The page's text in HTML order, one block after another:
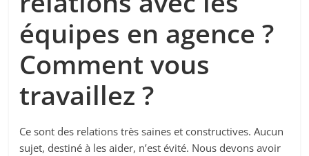
équipes en agence ?
Comment vous
travaillez ?
Ce sont des relations très saines et constructives. Aucun
sujet, destiné à les aider, n’est évité. Nous devons avoir